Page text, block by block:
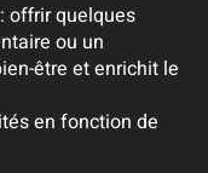
: offrir quelques
ou un
être et enrichit le
en fonction de